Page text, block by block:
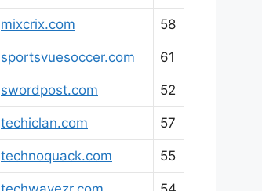
mixcrix.com 58
sportsvuesoccer.com 61
swordpost.com 52
techiclan.com 57
technoquack.com 55